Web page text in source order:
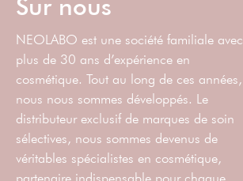
NEOLABO est une société familiale avec
plus de 30 ans d’expérience en
cosmétique. Tout au long de ces années,
nous nous sommes développés. Le
distributeur exclusif de marques de soin
sélectives, nous sommes devenus de
véritables spécialistes en cosmétique,
partenaire indispensable pour chaque